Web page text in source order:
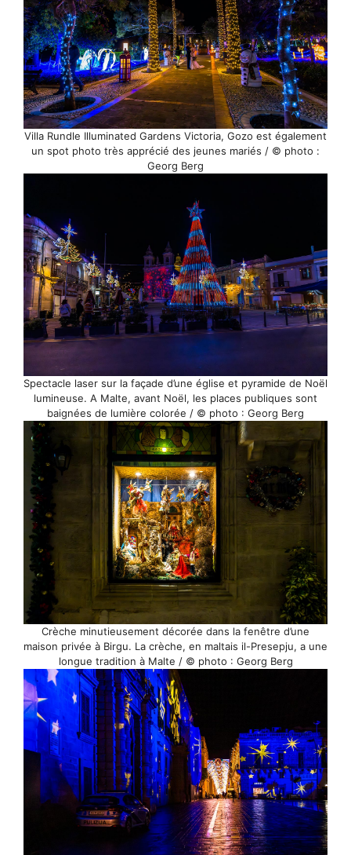
Villa Rundle Illuminated Gardens Victoria, Gozo est également
un spot photo très apprécié des jeunes mariés / © photo :
Georg Berg
Spectacle laser sur la façade d’une église et pyramide de Noël
lumineuse. A Malte, avant Noël, les places publiques sont
baignées de lumière colorée / © photo : Georg Berg
Crèche minutieusement décorée dans la fenêtre d’une
maison privée à Birgu. La crèche, en maltais il-Presepju, a une
longue tradition à Malte / © photo : Georg Berg